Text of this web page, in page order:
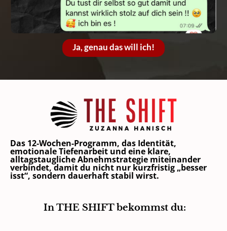
Ja, genau das will ich!
Das 12-Wochen-Programm, das Identität,
emotionale Tiefenarbeit und eine klare,
alltagstaugliche Abnehmstrategie miteinander
verbindet, damit du nicht nur kurzfristig „besser
isst“, sondern dauerhaft stabil wirst.
In THE SHIFT bekommst du: